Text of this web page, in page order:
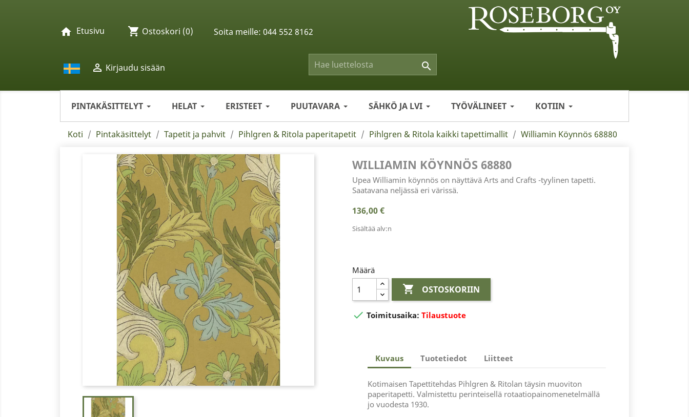

home Etusivu
 Kirjaudu sisään
shopping_cart Ostoskori (0)
PINTAKÄSITTELYT HELAT ERISTEET PUUTAVARA SÄHKÖ JA LVI TYÖVÄLINEET KOTIIN
Soita meille: 044 552 8162
Koti Pintakäsittelyt Tapetit ja pahvit Pihlgren & Ritola paperitapetit Pihlgren & Ritola kaikki tapettimallit Williamin Köynnös 68880
WILLIAMIN KÖYNNÖS 68880
Upea Williamin köynnös on näyttävä Arts and Crafts -tyylinen tapetti.
Saatavana neljässä eri värissä.
136,00 €
Sisältää alv:n
Määrä
 OSTOSKORIIN
 Toimitusaika: Tilaustuote
Kuvaus Tuotetiedot Liitteet
Kotimaisen Tapettitehdas Pihlgren & Ritolan täysin muoviton
paperitapetti. Valmistettu perinteisellä rotaatiopainomenetelmällä
jo vuodesta 1930.